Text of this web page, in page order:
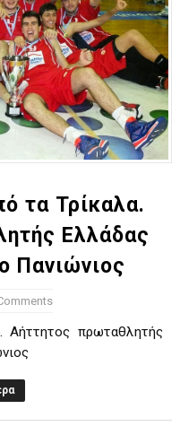
τα Τρίκαλα.
Ελλάδας
Πανιώνιος
Αήττητος πρωταθλητής